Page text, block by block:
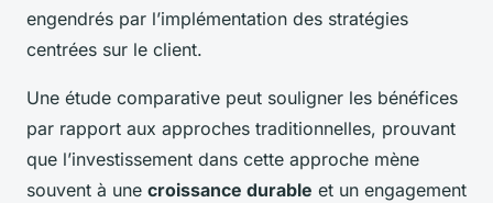
engendrés par l’implémentation des stratégies
centrées sur le client.
Une étude comparative peut souligner les bénéfices
par rapport aux approches traditionnelles, prouvant
que l’investissement dans cette approche mène
souvent à une croissance durable et un engagement